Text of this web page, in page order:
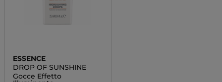
ESSENCE
DROP OF SUNSHINE
Gocce Effetto